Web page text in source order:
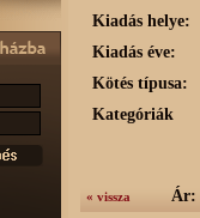
Kiadás helye:
Kiadás éve:
Kötés típusa:
Kategóriák
« vissza Ár: